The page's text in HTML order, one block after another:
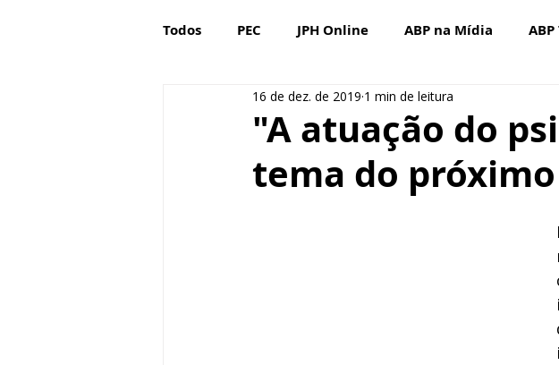
Todos PEC JPH Online ABP na Mídia ABP
Orgulho de ser Psiquiatra Setembro Amarelo na
"A atuação do
tema do próximo
16 de dez. de 2019 1 min de leitura